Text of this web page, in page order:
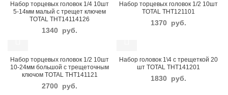
Набор торцевых головок 1/4 10шт
5-14мм малый с трещет ключем
TOTAL THT14114126
1340 руб.
Набор торцевых головок 1/2 10шт
TOTAL THT121101
1370 руб.
Набор торцевых головок 1/2 10шт
10-24мм большой с трещеточным
ключом TOTAL THT141121
2700 руб.
Набор головок 1\4 с трещеткой 20
шт TOTAL THT141201
1830 руб.